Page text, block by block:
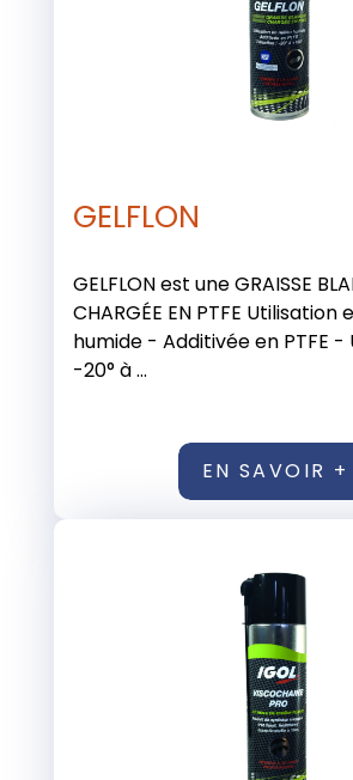
GELFLON
GELFLON est une GRAISSE
CHARGÉE EN PTFE Utilisation
humide - Additivée en PTFE -
-20° à ...
EN SAVOIR +